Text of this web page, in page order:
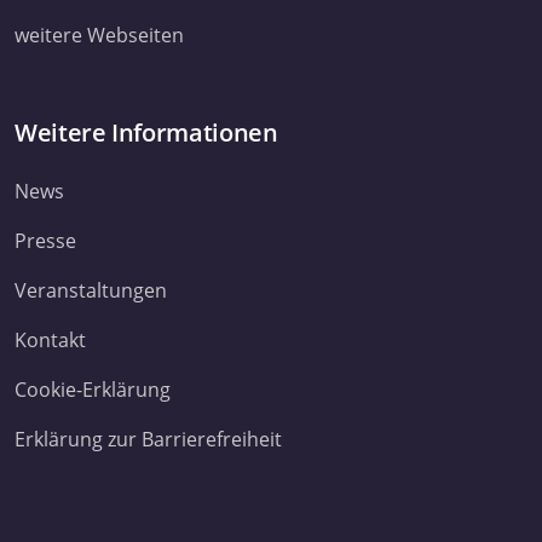
weitere Webseiten
Weitere Informationen
News
Presse
Veranstaltungen
Kontakt
Cookie-Erklärung
Erklärung zur Barrierefreiheit